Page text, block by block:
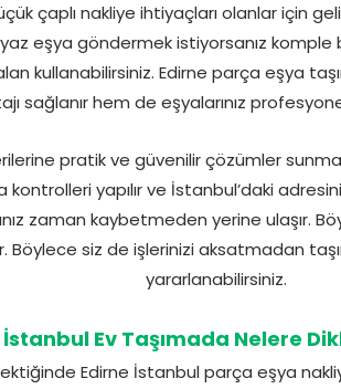
çaplı nakliye ihtiyaçları olanlar için
eşya göndermek istiyorsanız
alan kullanabilirsiniz. Edirne parça eşya
sağlanır hem de eşyalarınız
pratik ve güvenilir çözümler
yapılır ve İstanbul’daki
zaman kaybetmeden yerine ulaşır.
Böylece siz de işlerinizi aksatmadan
yararlanabilirsiniz.
Ev Taşımada Nelere
Edirne İstanbul parça eşya